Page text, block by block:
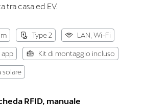
tra casa ed EV.
Type 2 LAN, Wi-Fi
Kit di montaggio incluso
solare
RFID, manuale